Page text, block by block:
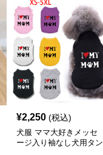
¥2,250 (税込)
犬服 ママ大好きメッセ
ージ入り袖なし犬用タン